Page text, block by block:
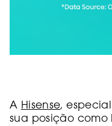
A Hisense,
sua posição como